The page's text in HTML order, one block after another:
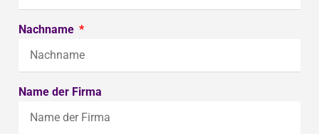
Nachname
Name der Firma